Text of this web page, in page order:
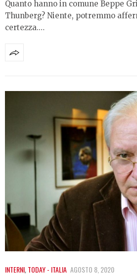
Quanto hanno in comune Beppe
Thunberg? Niente, potremmo
certezza.…
INTERNI,TODAY - ITALIA AGOSTO 8, 2020